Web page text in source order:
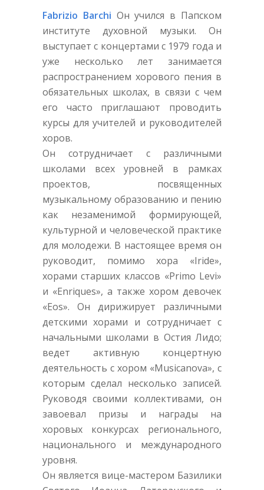
Fabrizio Barchi Он учился в Папском
институте духовной музыки. Он
выступает с концертами с 1979 года и
уже несколько лет занимается
распространением хорового пения в
обязательных школах, в связи с чем
его часто приглашают проводить
курсы для учителей и руководителей
хоров.
Он сотрудничает с различными
школами всех уровней в рамках
проектов, посвященных
музыкальному образованию и пению
как незаменимой формирующей,
культурной и человеческой практике
для молодежи. В настоящее время он
руководит, помимо хора «Iride»,
хорами старших классов «Primo Levi»
и «Enriques», а также хором девочек
«Eos». Он дирижирует различными
детскими хорами и сотрудничает с
начальными школами в Остия Лидо;
ведет активную концертную
деятельность с хором «Musicanova», с
которым сделал несколько записей.
Руководя своими коллективами, он
завоевал призы и награды на
хоровых конкурсах регионального,
национального и международного
уровня.
Он является вице-мастером Базилики